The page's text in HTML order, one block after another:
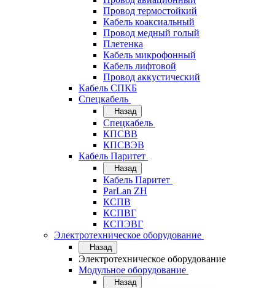
Провод термостойкий
Кабель коаксиальный
Провод медный голый
Плетенка
Кабель микрофонный
Кабель лифтовой
Провод аккустический
Кабель СПКБ
Спецкабель
Назад
Спецкабель
КПСВВ
КПСВЭВ
Кабель Паритет
Назад
Кабель Паритет
ParLan ZH
КСПВ
КСПВГ
КСПЭВГ
Электротехническое оборудование
Назад
Электротехническое оборудование
Модульное оборудование
Назад